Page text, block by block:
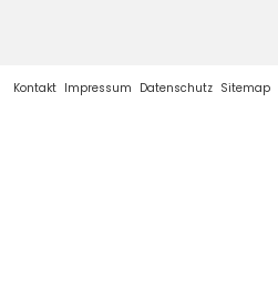
Kontakt Impressum Datenschutz Sitemap